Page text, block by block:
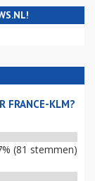
FRANCE-KLM?
(81 stemmen)